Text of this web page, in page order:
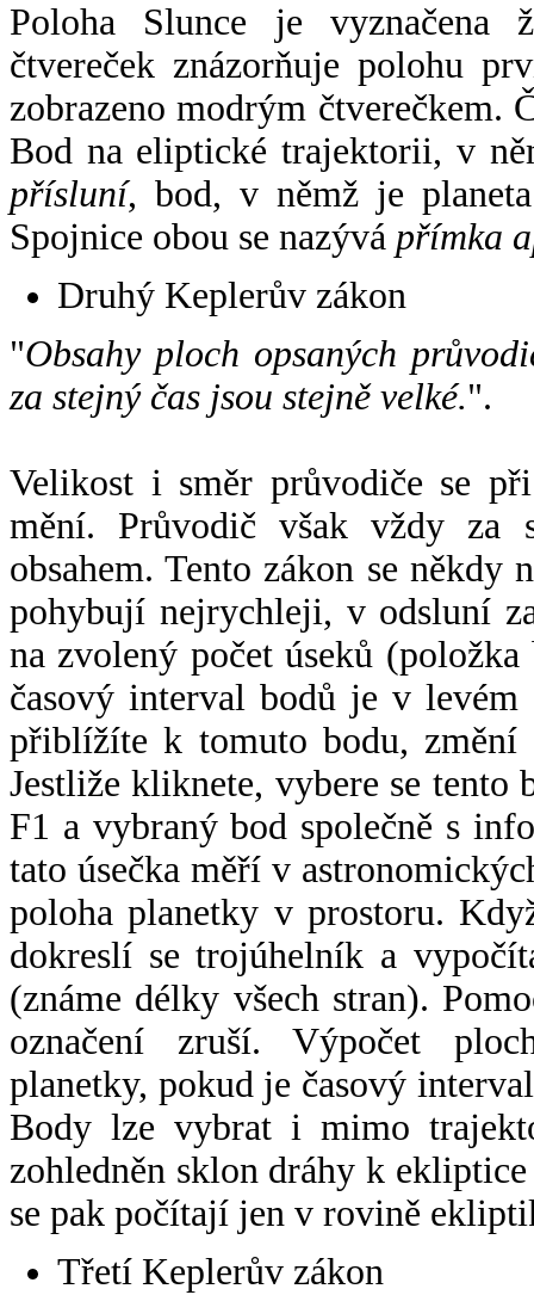
Poloha Slunce je vyznačena
čtvereček znázorňuje polohu
zobrazeno modrým čtverečkem.
Bod na eliptické trajektorii, v
přísluní, bod, v němž je
Spojnice obou se nazývá přímka
Druhý Keplerův zákon
"Obsahy ploch opsaných
za stejný čas jsou stejně velké.".
Velikost i směr průvodiče se
mění. Průvodič však vždy za
obsahem. Tento zákon se někdy
pohybují nejrychleji, v odsluní
na zvolený počet úseků
časový interval bodů je v
přiblížíte k tomuto bodu,
Jestliže kliknete, vybere se tento
F1 a vybraný bod společně s
tato úsečka měří v
poloha planetky v prostoru.
dokreslí se trojúhelník a
(známe délky všech stran).
označení zruší. Výpočet
planetky, pokud je časový
Body lze vybrat i mimo
zohledněn sklon dráhy k
se pak počítají jen v rovině
Třetí Keplerův zákon